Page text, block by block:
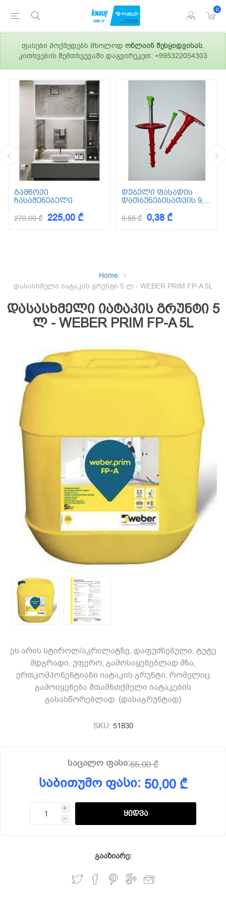
0
ფასები მოქმედებს მხოლოდ ონლაინ შესყიდვისას.
კითხვების შემთხვევაში დაგვირეკეთ: +995322054303
გამწოვი
ჩასაშენებელი
270,00 ₾ 225,00 ₾
დუბელი ფასადის
დათბუნებისათვის 9,5
0,55 ₾ 0,38 ₾
Home
დასასხმელი იატაკის გრუნტი 5 ლ - WEBER PRIM FP-A 5L
დასასხმელი იატაკის გრუნტი 5
ლ - WEBER PRIM FP-A 5L
ეს არის სტიროლ/აკრილატზე, დაფუძნებული, ტუტე
მდგრადი, უფერო, გამოსაყენებლად მზა,
ერთკომპონენტიანი იატაკის გრუნტი, რომელიც
გამოიყენება შთამნთქმელი იატაკების
გასასწორებლად. (დასაგრუნტად)
SKU: 51830
საცალო ფასი:65,00 ₾
საბითუმო ფასი: 50,00 ₾
i
h
გააზიარე: